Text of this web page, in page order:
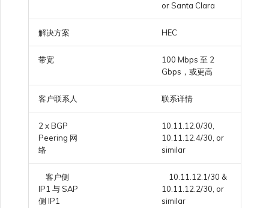
or Santa Clara
解决方案 HEC
带宽
100 Mbps 至 2
Gbps，或更高
客户联系人 联系详情
2 x BGP
Peering 网
络
10.11.12.0/30,
10.11.12.4/30, or
similar
客户侧
IP1 与 SAP
侧 IP1
10.11.12.1/30 &
10.11.12.2/30, or
similar